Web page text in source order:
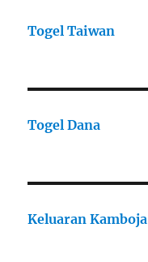
Togel Taiwan
Togel Dana
Keluaran Kamboja